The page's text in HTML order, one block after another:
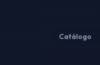
Catálogo